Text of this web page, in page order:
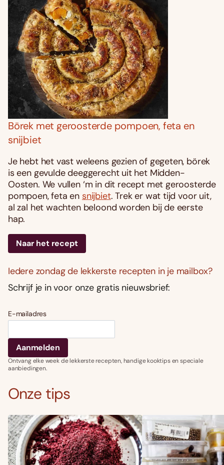
Börek met geroosterde pompoen, feta en
snijbiet
Je hebt het vast weleens gezien of gegeten, börek
is een gevulde deeggerecht uit het Midden-
Oosten. We vullen ‘m in dit recept met geroosterde
pompoen, feta en snijbiet. Trek er wat tijd voor uit,
al zal het wachten beloond worden bij de eerste
hap.
Naar het recept
Iedere zondag de lekkerste recepten in je mailbox?
Schrijf je in voor onze gratis nieuwsbrief:
E-mailadres
Ontvang elke week de lekkerste recepten, handige kooktips en speciale
aanbiedingen.
Onze tips